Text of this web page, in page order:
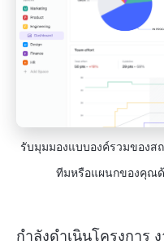
รับมุมมองแบบองค์รวมของส
ทีมหรือแผนกของคุณ
กำลังดำเนินโครงการ